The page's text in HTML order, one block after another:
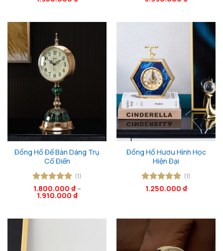
Đồng Hồ Để Bàn Dáng Trụ
Cổ Điển
Được xếp
hạng55
(1)
1.800.000 ₫–
1.910.000 ₫
Đồng Hồ Hươu Hình Học
Hiện Đại
Được xếp
(1)
1.250.000 ₫